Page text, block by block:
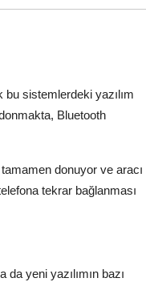
sistemlerdeki yazılım
Bluetooth
donuyor ve aracı
tekrar bağlanması
da yeni yazılımın bazı